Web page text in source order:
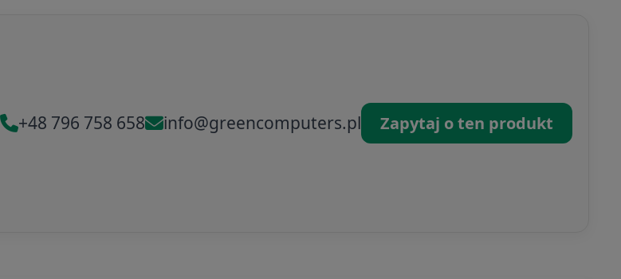
+48 796 758 658 info@greencomputers.pl Zapytaj o ten produkt